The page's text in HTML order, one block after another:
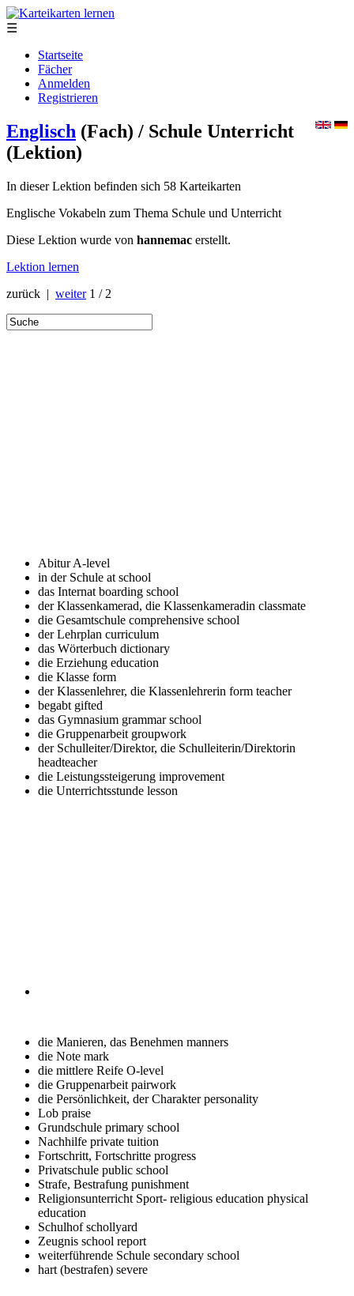
☰
Startseite
Fächer
Anmelden
Registrieren
Englisch (Fach) / Schule Unterricht
(Lektion)
In dieser Lektion befinden sich 58 Karteikarten
Englische Vokabeln zum Thema Schule und Unterricht
Diese Lektion wurde von hannemac erstellt.
Lektion lernen
zurück | weiter 1 / 2
AbiturA-level
in der Schule at school
das Internat boarding school
der Klassenkamerad, die Klassenkameradin classmate
die Gesamtschule comprehensive school
der Lehrplan curriculum
das Wörterbuch dictionary
die Erziehung education
die Klasse form
der Klassenlehrer, die Klassenlehrerin form teacher
begabt gifted
das Gymnasium grammar school
die Gruppenarbeit groupwork
der Schulleiter/Direktor, die Schulleiterin/Direktorin
headteacher
die Leistungssteigerung improvement
die Unterrichtsstunde lesson
die Manieren, das Benehmen manners
die Note mark
die mittlere Reife O-level
die Gruppenarbeit pairwork
die Persönlichkeit, der Charakterpersonality
Lob praise
Grundschule primary school
Nachhilfe private tuition
Fortschritt, Fortschritte progress
Privatschule public school
Strafe, Bestrafung punishment
Religionsunterricht Sport- religious education physical
education
Schulhofschollyard
Zeugnis school report
weiterführende Schule secondary school
hart (bestrafen) severe